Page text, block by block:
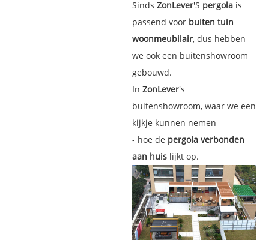
Sinds ZonLever'S pergolais
passend voor buiten tuin
woonmeubilair, dus hebben
we ook een buitenshowroom
gebouwd.
In ZonLever's
buitenshowroom, waar we een
kijkje kunnen nemen
- hoe de pergola verbonden
aan huislijkt op.